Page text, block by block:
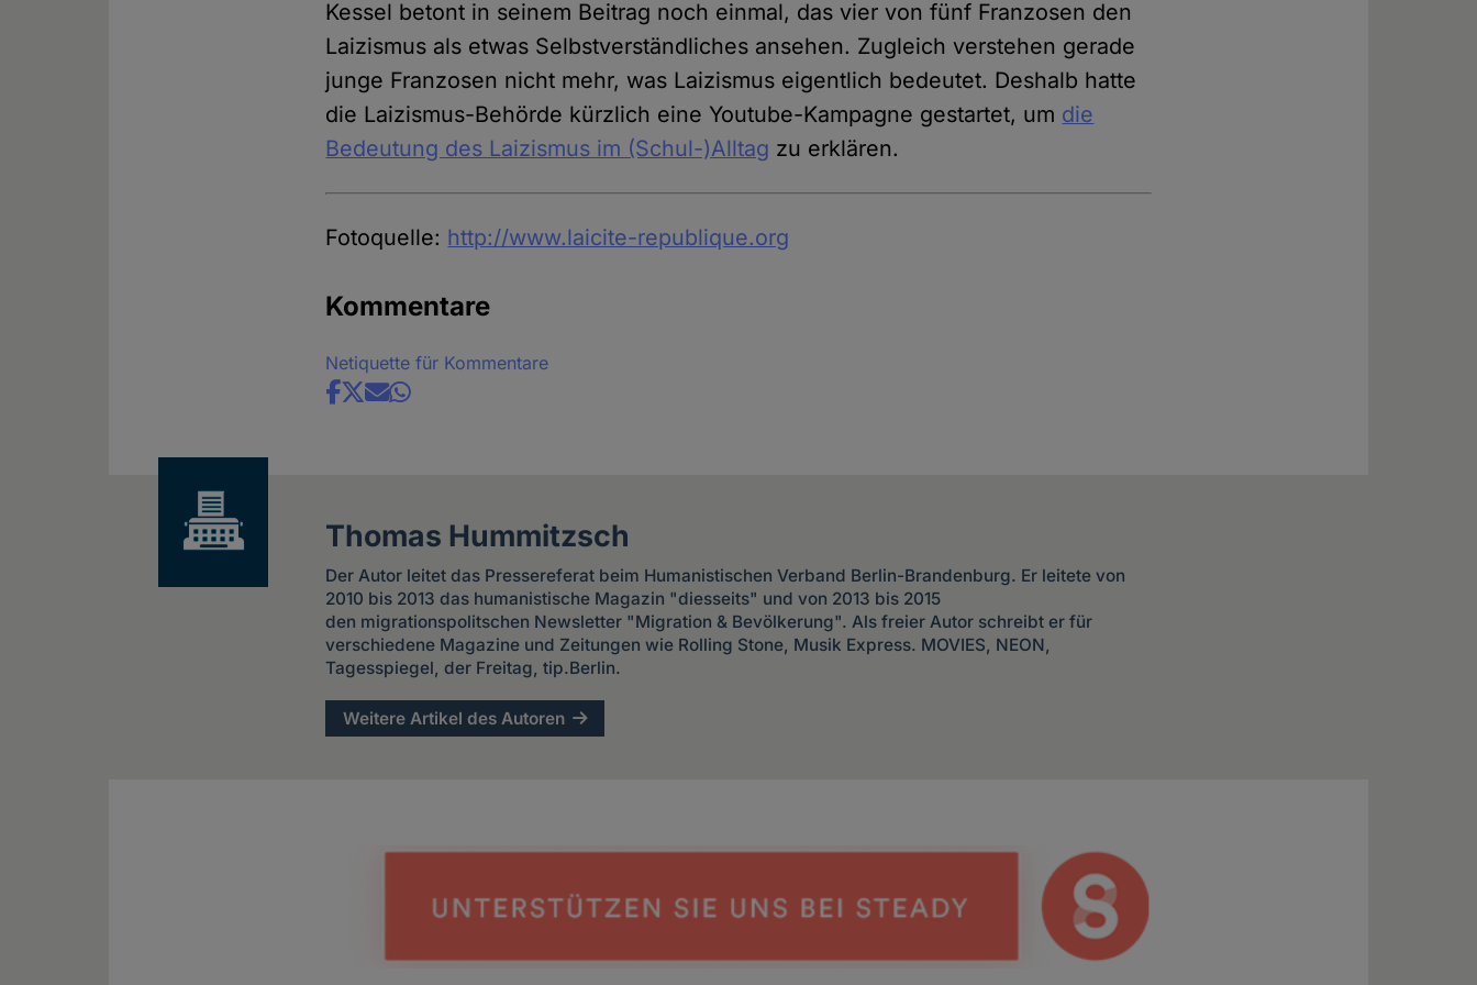
Kessel betont in seinem Beitrag noch einmal, das vier von fünf Franzosen den
Laizismus als etwas Selbstverständliches ansehen. Zugleich verstehen gerade
junge Franzosen nicht mehr, was Laizismus eigentlich bedeutet. Deshalb hatte
die Laizismus-Behörde kürzlich eine Youtube-Kampagne gestartet, um die
Bedeutung des Laizismus im (Schul-)Alltag zu erklären.
Fotoquelle: http://www.laicite-republique.org
Kommentare
Netiquette für Kommentare
Share
Thomas Hummitzsch
Der Autor leitet das Pressereferat beim Humanistischen Verband Berlin-Brandenburg. Er leitete von
2010 bis 2013 das humanistische Magazin "diesseits" und von 2013 bis 2015
den migrationspolitschen Newsletter "Migration & Bevölkerung". Als freier Autor schreibt er für
verschiedene Magazine und Zeitungen wie Rolling Stone, Musik Express. MOVIES, NEON,
Tagesspiegel, der Freitag, tip.Berlin.
Weitere Artikel des Autoren